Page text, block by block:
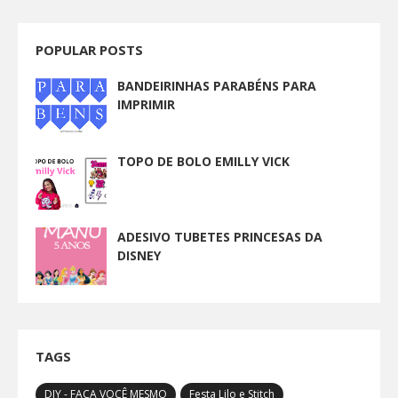
POPULAR POSTS
BANDEIRINHAS PARABÉNS PARA
IMPRIMIR
TOPO DE BOLO EMILLY VICK
ADESIVO TUBETES PRINCESAS DA
DISNEY
TAGS
DIY - FAÇA VOCÊ MESMO
Festa Lilo e Stitch